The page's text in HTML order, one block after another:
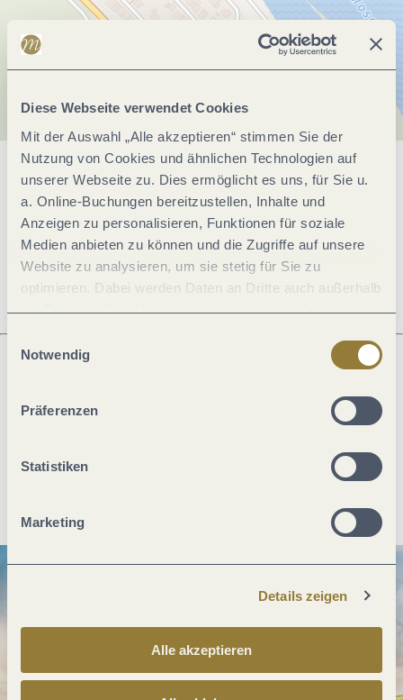
Diese Webseite verwendet Cookies
Mit der Auswahl „Alle akzeptieren“ stimmen Sie der
Nutzung von Cookies und ähnlichen Technologien auf
unserer Webseite zu. Dies ermöglicht es uns, für Sie u.
a. Online-Buchungen bereitzustellen, Inhalte und
Anzeigen zu personalisieren, Funktionen für soziale
Medien anbieten zu können und die Zugriffe auf unsere
Website zu analysieren, um sie stetig für Sie zu
optimieren. Dabei werden Daten an Dritte auch außerhalb
der Europäischen Union weitergegeben und dort
jederzeit widerrufen werden. Mit der Auswahl "Alle
ablehnen" kann es zu Beeinträchtigungen in der Nutzung
Einwilligungsauswahl
Notwendig
Präferenzen
Statistiken
Marketing
Details zeigen
Alle akzeptieren
Allgemeine Informationen
Öffnungszeiten